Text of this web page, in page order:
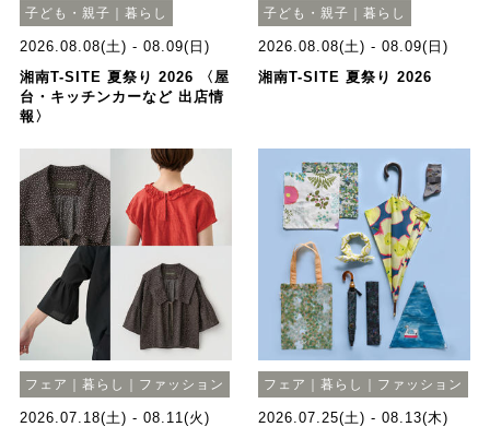
子ども・親子｜暮らし
2026.08.08(土) - 08.09(日)
湘南T-SITE 夏祭り 2026 〈屋
台・キッチンカーなど 出店情
報〉
子ども・親子｜暮らし
2026.08.08(土) - 08.09(日)
湘南T-SITE 夏祭り 2026
フェア｜暮らし｜ファッション
2026.07.18(土) - 08.11(火)
フェア｜暮らし｜ファッション
2026.07.25(土) - 08.13(木)